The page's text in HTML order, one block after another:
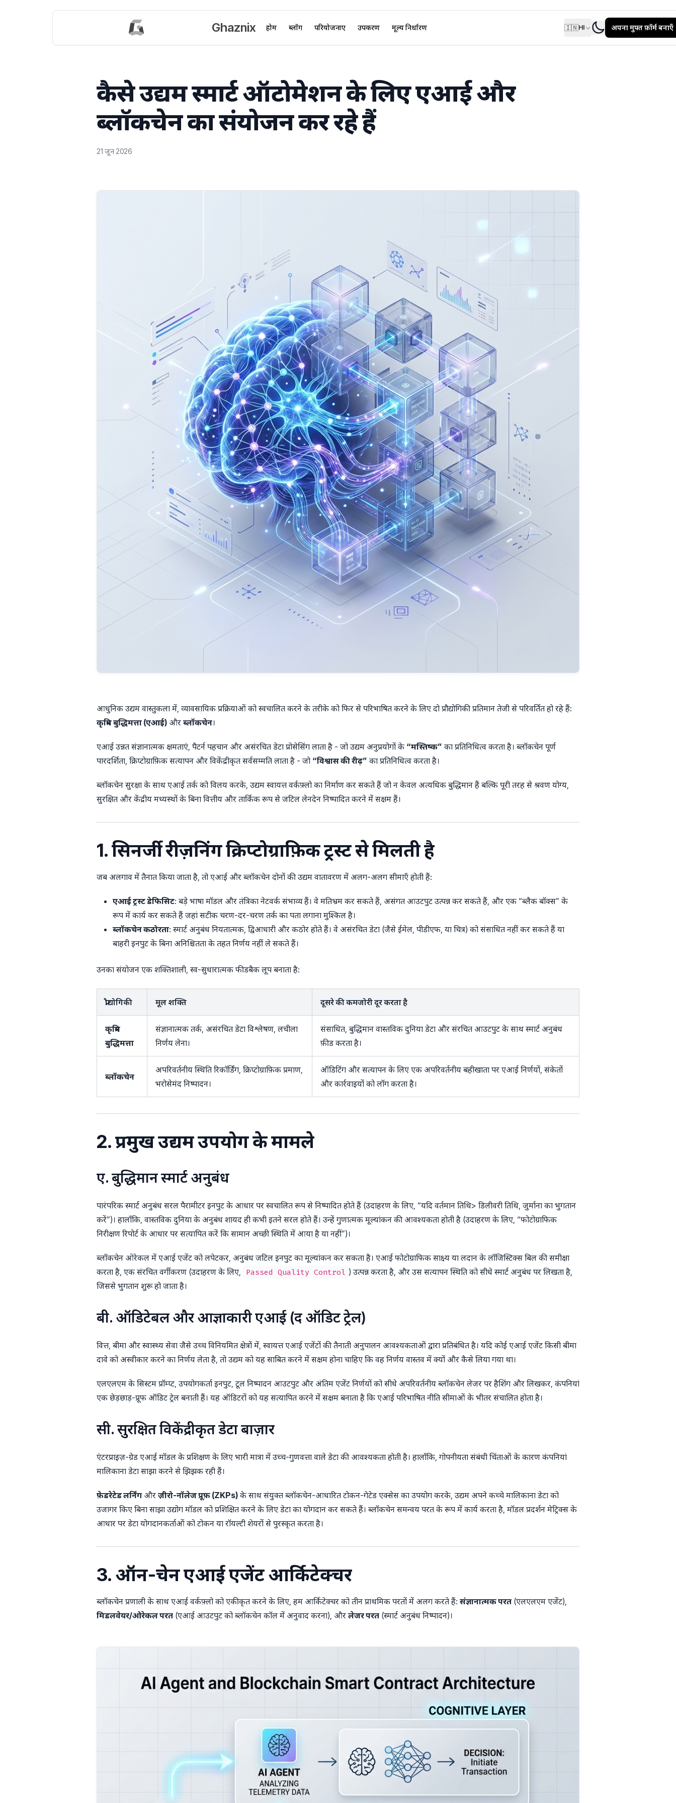
Ghaznix होम ब्लॉग परियोजनाएं उपकरण मूल्य निर्धारण 🇮🇳HI अपना मुफ्त फ़ॉर्म बनाएँ
कैसे उद्यम स्मार्ट ऑटोमेशन के लिए एआई और
ब्लॉकचेन का संयोजन कर रहे हैं
21 जून 2026
आधुनिक उद्यम वास्तुकला में, व्यावसायिक प्रक्रियाओं को स्वचालित करने के तरीके को फिर से परिभाषित करने के लिए दो प्रौद्योगिकी प्रतिमान तेजी से परिवर्तित हो रहे हैं:
कृत्रिम बुद्धिमत्ता (एआई) और ब्लॉकचेन।
एआई उन्नत संज्ञानात्मक क्षमताएं, पैटर्न पहचान और असंरचित डेटा प्रोसेसिंग लाता है - जो उद्यम अनुप्रयोगों के “मस्तिष्क” का प्रतिनिधित्व करता है। ब्लॉकचेन पूर्ण
पारदर्शिता, क्रिप्टोग्राफ़िक सत्यापन और विकेंद्रीकृत सर्वसम्मति लाता है - जो “विश्वास की रीढ़” का प्रतिनिधित्व करता है।
ब्लॉकचेन सुरक्षा के साथ एआई तर्क को विलय करके, उद्यम स्वायत्त वर्कफ़्लो का निर्माण कर सकते हैं जो न केवल अत्यधिक बुद्धिमान हैं बल्कि पूरी तरह से श्रवण योग्य,
सुरक्षित और केंद्रीय मध्यस्थों के बिना वित्तीय और तार्किक रूप से जटिल लेनदेन निष्पादित करने में सक्षम हैं।
1. सिनर्जी: रीज़निंग क्रिप्टोग्राफ़िक ट्रस्ट से मिलती है
जब अलगाव में तैनात किया जाता है, तो एआई और ब्लॉकचेन दोनों की उद्यम वातावरण में अलग-अलग सीमाएँ होती हैं:
एआई ट्रस्ट डेफिसिट: बड़े भाषा मॉडल और तंत्रिका नेटवर्क संभाव्य हैं। वे मतिभ्रम कर सकते हैं, असंगत आउटपुट उत्पन्न कर सकते हैं, और एक “ब्लैक बॉक्स” के
रूप में कार्य कर सकते हैं जहां सटीक चरण-दर-चरण तर्क का पता लगाना मुश्किल है।
ब्लॉकचेन कठोरता: स्मार्ट अनुबंध नियतात्मक, द्विआधारी और कठोर होते हैं। वे असंरचित डेटा (जैसे ईमेल, पीडीएफ, या चित्र) को संसाधित नहीं कर सकते हैं या
बाहरी इनपुट के बिना अनिश्चितता के तहत निर्णय नहीं ले सकते हैं।
उनका संयोजन एक शक्तिशाली, स्व-सुधारात्मक फीडबैक लूप बनाता है:
प्रौद्योगिकी मूल शक्ति दूसरे की कमजोरी दूर करता है
कृत्रिम
बुद्धिमत्ता
संज्ञानात्मक तर्क, असंरचित डेटा विश्लेषण, लचीला
निर्णय लेना।
संसाधित, बुद्धिमान वास्तविक दुनिया डेटा और संरचित आउटपुट के साथ स्मार्ट अनुबंध
फ़ीड करता है।
ब्लॉकचेन
अपरिवर्तनीय स्थिति रिकॉर्डिंग, क्रिप्टोग्राफ़िक प्रमाण,
भरोसेमंद निष्पादन।
ऑडिटिंग और सत्यापन के लिए एक अपरिवर्तनीय बहीखाता पर एआई निर्णयों, संकेतों
और कार्रवाइयों को लॉग करता है।
2. प्रमुख उद्यम उपयोग के मामले
ए. बुद्धिमान स्मार्ट अनुबंध
पारंपरिक स्मार्ट अनुबंध सरल पैरामीटर इनपुट के आधार पर स्वचालित रूप से निष्पादित होते हैं (उदाहरण के लिए, “यदि वर्तमान तिथि> डिलीवरी तिथि, जुर्माना का भुगतान
करें”)। हालाँकि, वास्तविक दुनिया के अनुबंध शायद ही कभी इतने सरल होते हैं। उन्हें गुणात्मक मूल्यांकन की आवश्यकता होती है (उदाहरण के लिए, “फोटोग्राफिक
निरीक्षण रिपोर्ट के आधार पर सत्यापित करें कि सामान अच्छी स्थिति में आया है या नहीं”)।
ब्लॉकचेन ओरेकल में एआई एजेंट को लपेटकर, अनुबंध जटिल इनपुट का मूल्यांकन कर सकता है। एआई फोटोग्राफिक साक्ष्य या लदान के लॉजिस्टिक्स बिल की समीक्षा
करता है, एक संरचित वर्गीकरण (उदाहरण के लिए, Passed Quality Control ) उत्पन्न करता है, और उस सत्यापन स्थिति को सीधे स्मार्ट अनुबंध पर लिखता है,
जिससे भुगतान शुरू हो जाता है।
बी. ऑडिटेबल और आज्ञाकारी एआई (द ऑडिट ट्रेल)
वित्त, बीमा और स्वास्थ्य सेवा जैसे उच्च विनियमित क्षेत्रों में, स्वायत्त एआई एजेंटों की तैनाती अनुपालन आवश्यकताओं द्वारा प्रतिबंधित है। यदि कोई एआई एजेंट किसी बीमा
दावे को अस्वीकार करने का निर्णय लेता है, तो उद्यम को यह साबित करने में सक्षम होना चाहिए कि वह निर्णय वास्तव में क्यों और कैसे लिया गया था।
एलएलएम के सिस्टम प्रॉम्प्ट, उपयोगकर्ता इनपुट, टूल निष्पादन आउटपुट और अंतिम एजेंट निर्णयों को सीधे अपरिवर्तनीय ब्लॉकचेन लेजर पर हैशिंग और लिखकर, कंपनियां
एक छेड़छाड़-प्रूफ ऑडिट ट्रेल बनाती हैं। यह ऑडिटरों को यह सत्यापित करने में सक्षम बनाता है कि एआई परिभाषित नीति सीमाओं के भीतर संचालित होता है।
सी. सुरक्षित विकेंद्रीकृत डेटा बाज़ार
एंटरप्राइज़-ग्रेड एआई मॉडल के प्रशिक्षण के लिए भारी मात्रा में उच्च-गुणवत्ता वाले डेटा की आवश्यकता होती है। हालाँकि, गोपनीयता संबंधी चिंताओं के कारण कंपनियां
मालिकाना डेटा साझा करने से झिझक रही हैं।
फ़ेडरेटेड लर्निंग और ज़ीरो-नॉलेज प्रूफ़ (ZKPs) के साथ संयुक्त ब्लॉकचेन-आधारित टोकन-गेटेड एक्सेस का उपयोग करके, उद्यम अपने कच्चे मालिकाना डेटा को
उजागर किए बिना साझा उद्योग मॉडल को प्रशिक्षित करने के लिए डेटा का योगदान कर सकते हैं। ब्लॉकचेन समन्वय परत के रूप में कार्य करता है, मॉडल प्रदर्शन मेट्रिक्स के
आधार पर डेटा योगदानकर्ताओं को टोकन या रॉयल्टी शेयरों से पुरस्कृत करता है।
3. ऑन-चेन एआई एजेंट आर्किटेक्चर
ब्लॉकचेन प्रणाली के साथ एआई वर्कफ़्लो को एकीकृत करने के लिए, हम आर्किटेक्चर को तीन प्राथमिक परतों में अलग करते हैं: संज्ञानात्मक परत (एलएलएम एजेंट),
मिडलवेयर/ओरेकल परत (एआई आउटपुट को ब्लॉकचेन कॉल में अनुवाद करना), और लेजर परत (स्मार्ट अनुबंध निष्पादन)।